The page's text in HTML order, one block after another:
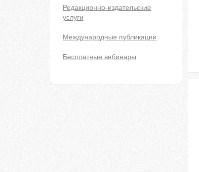
Редакционно-издательские
услуги
Международные публикации
Бесплатные вебинары